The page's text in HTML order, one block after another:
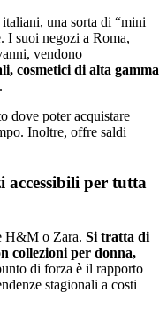
una sorta di “mini
I suoi negozi a Roma,
vendono
cosmetici di alta gamma
dove poter acquistare
Inoltre, offre saldi
accessibili per tutta
H&M o Zara. Si tratta di
collezioni per donna,
di forza è il rapporto
stagionali a costi